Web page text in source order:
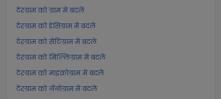
टेरग्राम को ग्राम में बदलें
टेरग्राम को डेसिग्राम में बदलें
टेरग्राम को सेंटिग्राम में बदलें
टेरग्राम को मिल्लिग्राम में बदलें
टेरग्राम को माइक्रोग्राम में बदलें
टेरग्राम को नॅनोग्राम में बदलें